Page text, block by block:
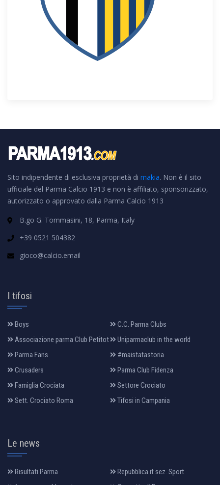
Sito indipendente di esclusiva proprietà di makia. Non è il sito
ufficiale del Parma Calcio 1913 e non è affiliato, sponsorizzato,
autorizzato o approvato dalla Parma Calcio 1913
B.go G. Tommasini, 18, Parma, Italy
+39 0521 504382
gioco@calcio.email
I tifosi
Boys
C.C. Parma Clubs
Associazione parma Club Petitot
Uniparmaclub in the world
Parma Fans
#maistatastoria
Crusaders
Parma Club Fidenza
Famiglia Crociata
Settore Crociato
Sett. Crociato Roma
Tifosi in Campania
Le news
Risultati Parma
Repubblica.it sez. Sport